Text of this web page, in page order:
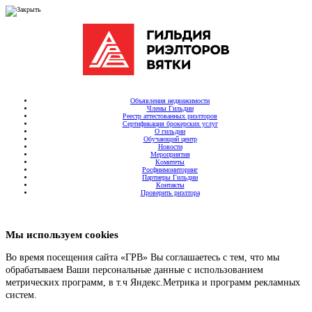
Объявления недвижимости
Члены Гильдии
Реестр аттестованных риэлторов
Сертификация брокерских услуг
О гильдии
Обучающий центр
Новости
Мероприятия
Комитеты
Росфинмониторинг
Партнеры Гильдии
Контакты
Проверить риэлтора
Мы используем cookies
Во время посещения сайта «ГРВ» Вы соглашаетесь с тем, что мы
обрабатываем Ваши персональные данные с использованием
метрических программ, в т.ч Яндекс.Метрика и программ рекламных
систем.